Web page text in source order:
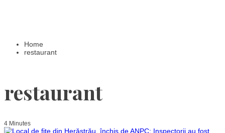
Home
restaurant
restaurant
4 Minutes